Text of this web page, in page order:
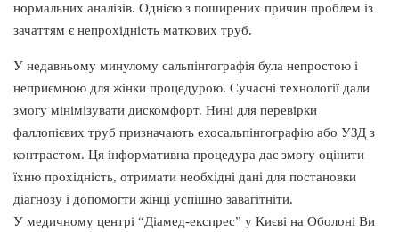
нормальних аналізів. Однією з поширених причин проблем із
зачаттям є непрохідність маткових труб.
У недавньому минулому сальпінгографія була непростою і
неприємною для жінки процедурою. Сучасні технології дали
змогу мінімізувати дискомфорт. Нині для перевірки
фаллопієвих труб призначають ехосальпінгографію або УЗД з
контрастом. Ця інформативна процедура дає змогу оцінити
їхню прохідність, отримати необхідні дані для постановки
діагнозу і допомогти жінці успішно завагітніти.
У медичному центрі “Діамед-експрес” у Києві на Оболоні Ви